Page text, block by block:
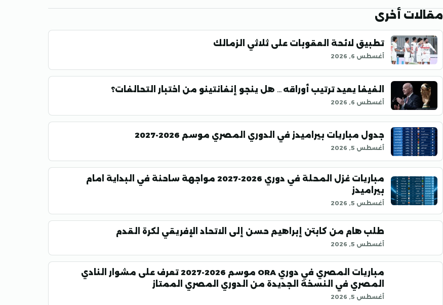
مقالات أخرى
تطبيق لائحة العقوبات على ثلاثي الزمالك
أغسطس 6, 2026
الفيفا يعيد ترتيب أوراقه… هل ينجو إنفانتينو من اختبار التحالفات؟
أغسطس 6, 2026
جدول مباريات بيراميدز في الدوري المصري موسم 2026-2027
أغسطس 5, 2026
مباريات غزل المحلة في دوري 2026-2027 مواجهة ساحنة في البداية امام
بيراميدز
أغسطس 5, 2026
طلب هام من كابتن إبراهيم حسن إلى الاتحاد الإفريقي لكرة القدم
أغسطس 5, 2026
مباريات المصري في دوري ORA موسم 2026-2027 تعرف على مشوار النادي
المصري في النسخة الجديدة من الدوري المصري الممتاز
أغسطس 5, 2026